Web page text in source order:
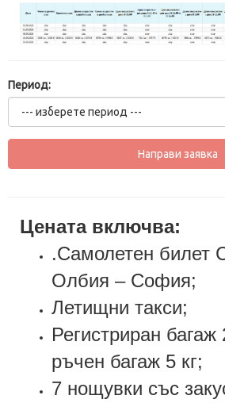
Период:
Цената включва:
.Самолетен билет
Олбия – София;
Летищни такси;
Регистриран багаж
ръчен багаж 5 кг;
7 нощувки със